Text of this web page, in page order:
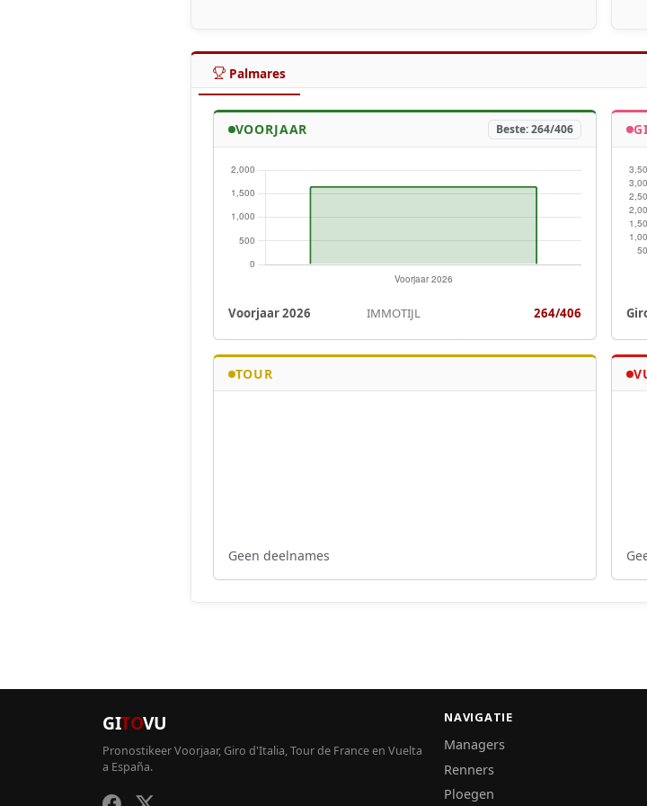
Palmares
VOORJAAR Beste: 264/406
Voorjaar 2026 IMMOTIJL 264/406
TOUR
Geen deelnames
GITOVU
Pronostikeer Voorjaar, Giro d'Italia, Tour de France en Vuelta
a España.
NAVIGATIE
Managers
Renners
Ploegen